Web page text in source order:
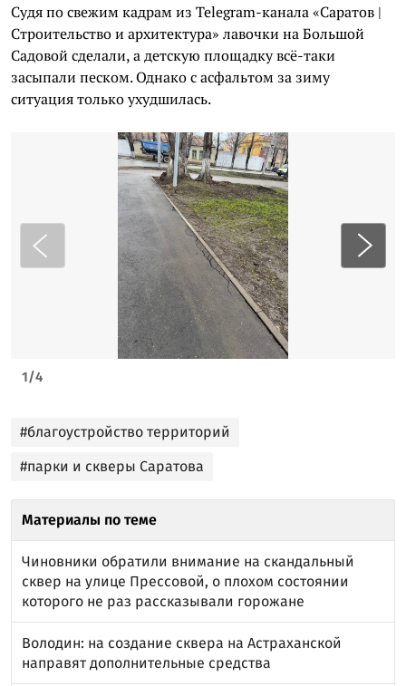
Судя по свежим кадрам из Telegram-канала «Саратов |
Строительство и архитектура» лавочки на Большой
Садовой сделали, а детскую площадку всё-таки
засыпали песком. Однако с асфальтом за зиму
ситуация только ухудшилась.
1/4
#благоустройство территорий
#парки и скверы Саратова
Материалы по теме
Чиновники обратили внимание на скандальный
сквер на улице Прессовой, о плохом состоянии
которого не раз рассказывали горожане
Володин: на создание сквера на Астраханской
направят дополнительные средства